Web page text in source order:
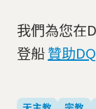
我們為您在
登船贊助DQ